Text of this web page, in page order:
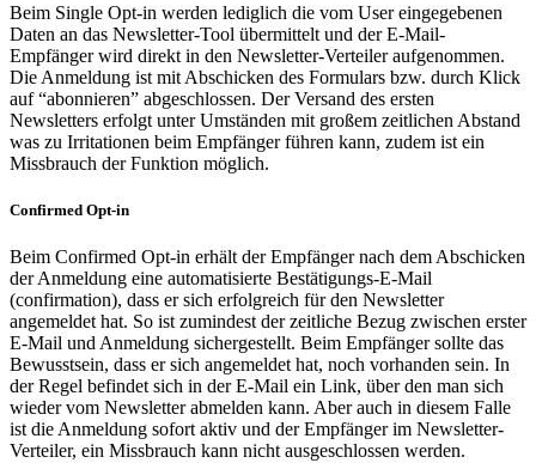
Beim Single Opt-in werden lediglich die vom User eingegebenen
Daten an das Newsletter-Tool übermittelt und der E-Mail-
Empfänger wird direkt in den Newsletter-Verteiler aufgenommen.
Die Anmeldung ist mit Abschicken des Formulars bzw. durch Klick
auf “abonnieren” abgeschlossen. Der Versand des ersten
Newsletters erfolgt unter Umständen mit großem zeitlichen Abstand
was zu Irritationen beim Empfänger führen kann, zudem ist ein
Missbrauch der Funktion möglich.
Confirmed Opt-in
Beim Confirmed Opt-in erhält der Empfänger nach dem Abschicken
der Anmeldung eine automatisierte Bestätigungs-E-Mail
(confirmation), dass er sich erfolgreich für den Newsletter
angemeldet hat. So ist zumindest der zeitliche Bezug zwischen erster
E-Mail und Anmeldung sichergestellt. Beim Empfänger sollte das
Bewusstsein, dass er sich angemeldet hat, noch vorhanden sein. In
der Regel befindet sich in der E-Mail ein Link, über den man sich
wieder vom Newsletter abmelden kann. Aber auch in diesem Falle
ist die Anmeldung sofort aktiv und der Empfänger im Newsletter-
Verteiler, ein Missbrauch kann nicht ausgeschlossen werden.